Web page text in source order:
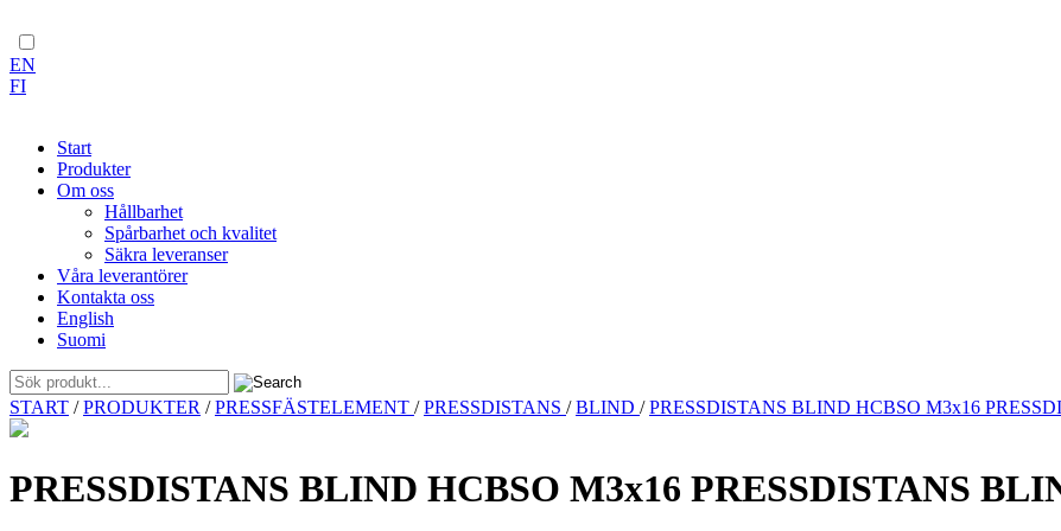
EN
FI
Start
Produkter
Om oss
Hållbarhet
Spårbarhet och kvalitet
Säkra leveranser
Våra leverantörer
Kontakta oss
English
Suomi
Skip
to
START /PRODUKTER /PRESSFÄSTELEMENT /PRESSDISTANS /BLIND /PRESSDISTANS BLIND HCBSO M3x16
PRESSDISTANS BLIND HCBSO M3x16 PRESSDISTANS